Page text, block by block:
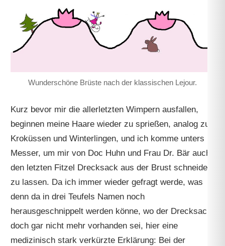
Wunderschöne Brüste nach der klassischen Lejour.
Kurz bevor mir die allerletzten Wimpern ausfallen,
beginnen meine Haare wieder zu sprießen, analog zu
Kroküssen und Winterlingen, und ich komme unters
Messer, um mir von Doc Huhn und Frau Dr. Bär auch
den letzten Fitzel Drecksack aus der Brust schneiden
zu lassen. Da ich immer wieder gefragt werde, was
denn da in drei Teufels Namen noch
herausgeschnippelt werden könne, wo der Drecksack
doch gar nicht mehr vorhanden sei, hier eine
medizinisch stark verkürzte Erklärung: Bei der